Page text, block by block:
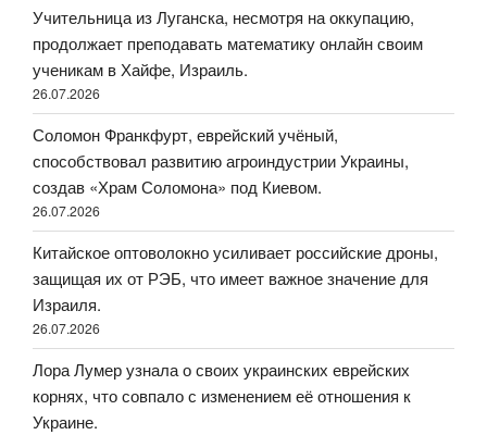
Учительница из Луганска, несмотря на оккупацию,
продолжает преподавать математику онлайн своим
ученикам в Хайфе, Израиль.
26.07.2026
Соломон Франкфурт, еврейский учёный,
способствовал развитию агроиндустрии Украины,
создав «Храм Соломона» под Киевом.
26.07.2026
Китайское оптоволокно усиливает российские дроны,
защищая их от РЭБ, что имеет важное значение для
Израиля.
26.07.2026
Лора Лумер узнала о своих украинских еврейских
корнях, что совпало с изменением её отношения к
Украине.